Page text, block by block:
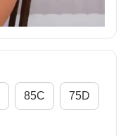
85C 75D